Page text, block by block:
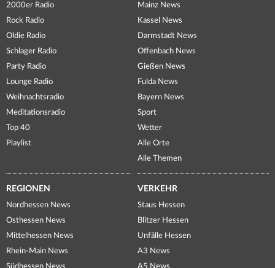
2000er Radio
Rock Radio
Oldie Radio
Schlager Radio
Party Radio
Lounge Radio
Weihnachtsradio
Meditationsradio
Top 40
Playlist
Mainz News
Kassel News
Darmstadt News
Offenbach News
Gießen News
Fulda News
Bayern News
Sport
Wetter
Alle Orte
Alle Themen
REGIONEN
Nordhessen News
Osthessen News
Mittelhessen News
Rhein-Main News
VERKEHR
Staus Hessen
Blitzer Hessen
Unfälle Hessen
A3 News